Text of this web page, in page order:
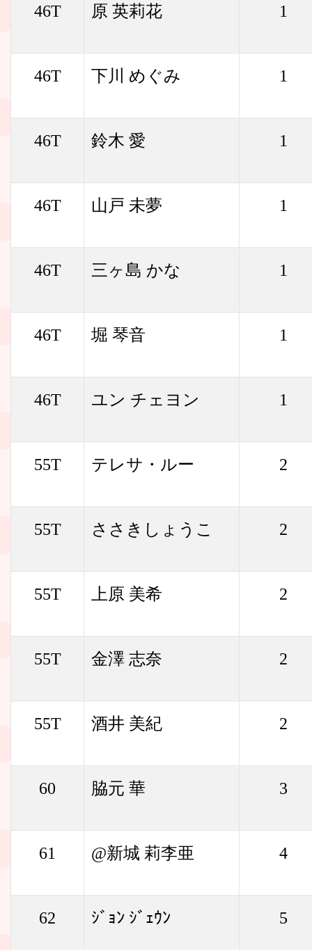
46T 原 英莉花 1
46T 下川 めぐみ 1
46T 鈴木 愛 1
46T 山戸 未夢 1
46T 三ヶ島 かな 1
46T 堀 琴音 1
46T ユン チェヨン 1
55T テレサ・ルー 2
55T ささきしょうこ 2
55T 上原 美希 2
55T 金澤 志奈 2
55T 酒井 美紀 2
60 脇元 華 3
61 @新城 莉李亜 4
62 ｼﾞｮﾝ ｼﾞｪｳﾝ 5